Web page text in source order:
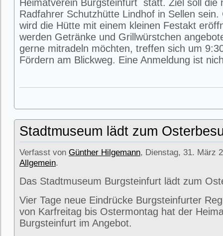
Heimatverein Burgsteinfurt statt. Ziel soll die
Radfahrer Schutzhütte Lindhof in Sellen sein.
wird die Hütte mit einem kleinen Festakt
werden Getränke und Grillwürstchen
gerne mitradeln möchten, treffen sich um
Fördern am Blickweg. Eine Anmeldung ist
Stadtmuseum lädt zum
Verfasst von Günther Hilgemann, Dienstag, 31. März
Allgemein.
Das Stadtmuseum Burgsteinfurt lädt zum
Vier Tage neue Eindrücke Burgsteinfurter
von Karfreitag bis Ostermontag hat der
Burgsteinfurt im Angebot.